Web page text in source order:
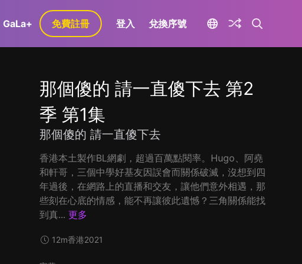
GaLa+ 免費註冊 登入 兌換序號
那個傻的 請一直傻下去 第2
季 第1集
那個傻的 請一直傻下去
香港本土製作BL網劇，超過百萬點閱率。Hugo、阿堯
和軒哥，三個中學好基友因誤會而關係破滅，沒想到四
年過後，在網路上的直播和交友，讓他們意外相遇，那
些刻在心底的情感，能不再讓彼此遺憾？三角關係能找
到真... 更多
12m香港2021